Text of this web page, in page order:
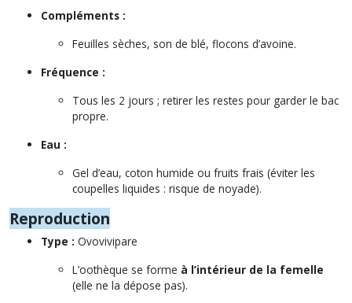
Compléments :
Feuilles sèches, son de blé, flocons d’avoine.
Fréquence :
Tous les 2 jours ; retirer les restes pour garder le bac
propre.
Eau :
Gel d’eau, coton humide ou fruits frais (éviter les
coupelles liquides : risque de noyade).
Reproduction
Type : Ovovivipare
L’oothèque se forme à l’intérieur de la femelle
(elle ne la dépose pas).